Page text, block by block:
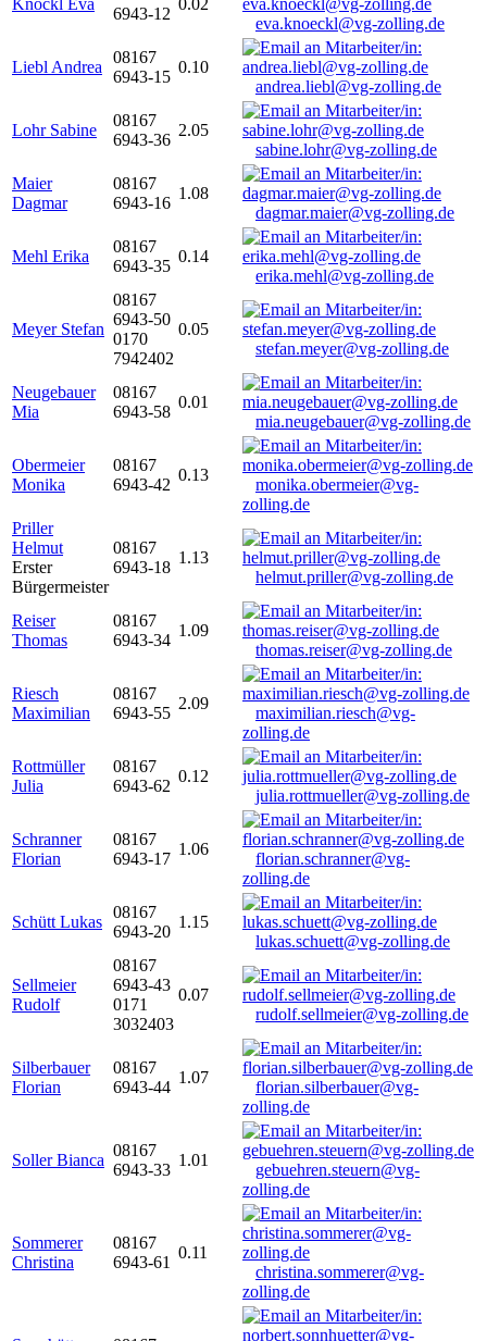
Knöckl Eva
6943-12
0.02
eva.knoeckl@vg-zolling.de
Liebl Andrea
08167
6943-15
0.10
andrea.liebl@vg-zolling.de
Lohr Sabine
08167
6943-36
2.05
sabine.lohr@vg-zolling.de
Maier
Dagmar
08167
6943-16
1.08
dagmar.maier@vg-zolling.de
Mehl Erika
08167
6943-35
0.14
erika.mehl@vg-zolling.de
Meyer Stefan
08167
6943-50
0170
7942402
0.05
stefan.meyer@vg-zolling.de
Neugebauer
Mia
08167
6943-58
0.01
mia.neugebauer@vg-zolling.de
Obermeier
Monika
08167
6943-42
0.13
monika.obermeier@vg-
zolling.de
Priller
Helmut
Erster
Bürgermeister
08167
6943-18
1.13
helmut.priller@vg-zolling.de
Reiser
Thomas
08167
6943-34
1.09
thomas.reiser@vg-zolling.de
Riesch
Maximilian
08167
6943-55
2.09
maximilian.riesch@vg-
zolling.de
Rottmüller
Julia
08167
6943-62
0.12
julia.rottmueller@vg-zolling.de
Schranner
Florian
08167
6943-17
1.06
florian.schranner@vg-
zolling.de
Schütt Lukas
08167
6943-20
1.15
lukas.schuett@vg-zolling.de
Sellmeier
Rudolf
08167
6943-43
0171
3032403
0.07
rudolf.sellmeier@vg-zolling.de
Silberbauer
Florian
08167
6943-44
1.07
florian.silberbauer@vg-
zolling.de
Soller Bianca
08167
6943-33
1.01
gebuehren.steuern@vg-
zolling.de
Sommerer
Christina
08167
6943-61
0.11
christina.sommerer@vg-
zolling.de